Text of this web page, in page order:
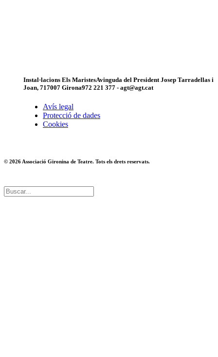
Instal·lacions Els MaristesAvinguda del President Josep Tarradellas i
Joan, 717007 Girona972 221 377 - agt@agt.cat
Avís legal
Protecció de dades
Cookies
© 2026 Associació Gironina de Teatre. Tots els drets reservats.